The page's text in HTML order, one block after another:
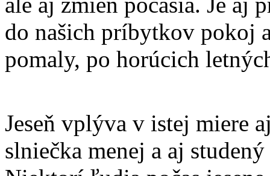
do našich príbytkov pokoj
pomaly, po horúcich
Jeseň vplýva v istej miere
slniečka menej a aj